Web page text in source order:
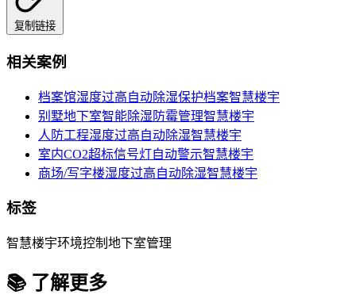
复制链接
相关案例
档案馆湿度过高自动除湿保护档案智慧楼宇
别墅地下室智能除湿防霉管理智慧楼宇
人防工程湿度过高自动除湿智慧楼宇
室内CO2超标信号灯自动警示智慧楼宇
商场/写字楼湿度过高自动除湿智慧楼宇
标签
智慧楼宇环境控制 地下室管理
📚 了解更多